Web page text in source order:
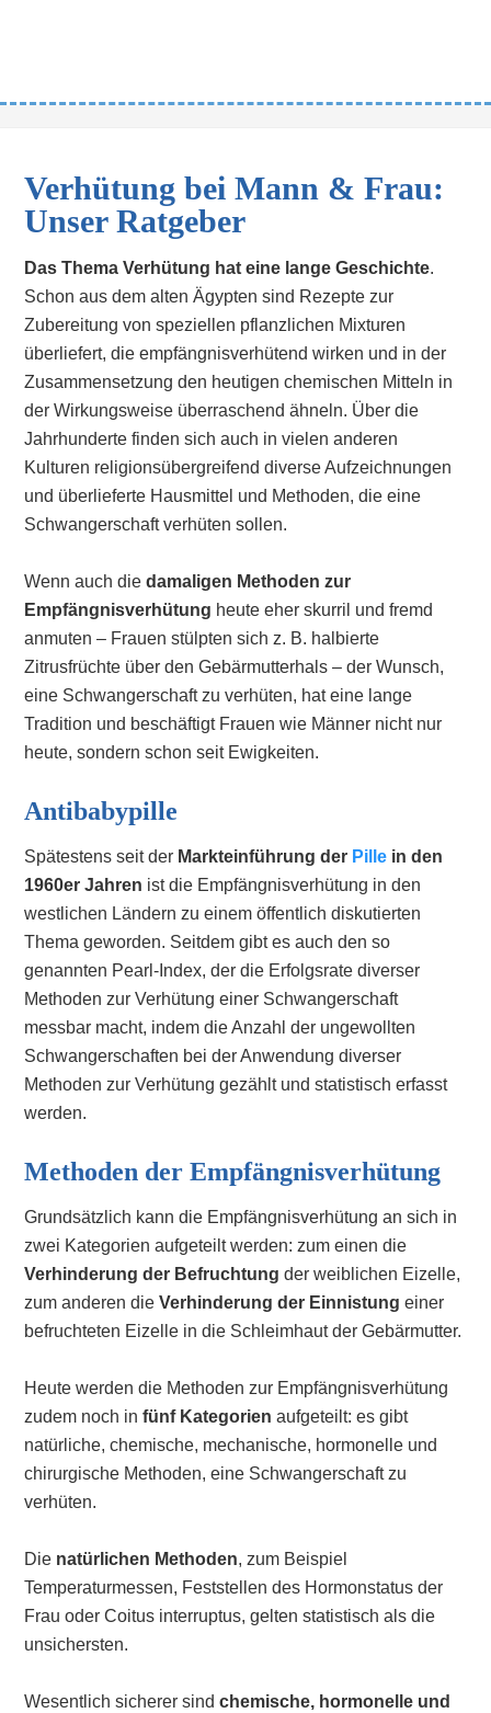
Verhütung bei Mann & Frau:
Unser Ratgeber
Das Thema Verhütung hat eine lange Geschichte.
Schon aus dem alten Ägypten sind Rezepte zur
Zubereitung von speziellen pflanzlichen Mixturen
überliefert, die empfängnisverhütend wirken und in der
Zusammensetzung den heutigen chemischen Mitteln in
der Wirkungsweise überraschend ähneln. Über die
Jahrhunderte finden sich auch in vielen anderen
Kulturen religionsübergreifend diverse Aufzeichnungen
und überlieferte Hausmittel und Methoden, die eine
Schwangerschaft verhüten sollen.
Wenn auch diedamaligen Methoden zur
Empfängnisverhütung heute eher skurril und fremd
anmuten – Frauen stülpten sich z. B. halbierte
Zitrusfrüchte über den Gebärmutterhals – der Wunsch,
eine Schwangerschaft zu verhüten, hat eine lange
Tradition und beschäftigt Frauen wie Männer nicht nur
heute, sondern schon seit Ewigkeiten.
Antibabypille
Spätestens seit der Markteinführung der Pille in den
1960er Jahren ist die Empfängnisverhütung in den
westlichen Ländern zu einem öffentlich diskutierten
Thema geworden. Seitdem gibt es auch den so
genannten Pearl-Index, der die Erfolgsrate diverser
Methoden zur Verhütung einer Schwangerschaft
messbar macht, indem die Anzahl der ungewollten
Schwangerschaften bei der Anwendung diverser
Methoden zur Verhütung gezählt und statistisch erfasst
werden.
Methoden der Empfängnisverhütung
Grundsätzlich kann die Empfängnisverhütung an sich in
zwei Kategorien aufgeteilt werden: zum einen die
Verhinderung der Befruchtung der weiblichen Eizelle,
zum anderen dieVerhinderung der Einnistung einer
befruchteten Eizelle in die Schleimhaut der Gebärmutter.
Heute werden die Methoden zur Empfängnisverhütung
zudem noch infünf Kategorien aufgeteilt: es gibt
natürliche, chemische, mechanische, hormonelle und
chirurgische Methoden, eine Schwangerschaft zu
verhüten.
Die natürlichen Methoden, zum Beispiel
Temperaturmessen, Feststellen des Hormonstatus der
Frau oder Coitus interruptus, gelten statistisch als die
unsichersten.
Wesentlich sicherer sindchemische, hormonelle und